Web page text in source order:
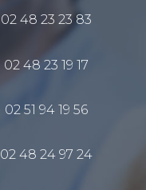
02 48 23 23 83
02 48 23 19 17
02 51 94 19 56
02 48 24 97 24